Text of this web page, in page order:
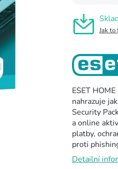
Jak to
ESET
nahrazuje
Security
a online
platby,
proti
Detailní